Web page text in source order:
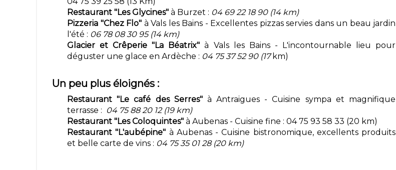
Restaurant "Les Glycines" à Burzet : 04 69 22 18 90 (14 km)
Pizzeria "Chez Flo" à Vals les Bains - Excellentes pizzas servies dans un beau jardin
l'été : 06 78 08 30 95 (14 km)
Glacier et Crêperie "La Béatrix" à Vals les Bains - L'incontournable lieu pour
déguster une glace en Ardèche : 04 75 37 52 90 (17km)
Un peu plus éloignés :
Restaurant "Le café des Serres"à Antraigues - Cuisine sympa et magnifique
terrasse : 04 75 88 20 12 (19 km)
Restaurant "Les Coloquintes" à Aubenas - Cuisine fine : 04 75 93 58 33 (20 km)
Restaurant "L'aubépine" à Aubenas - Cuisine bistronomique, excellents produits
et belle carte de vins : 04 75 35 01 28 (20 km)